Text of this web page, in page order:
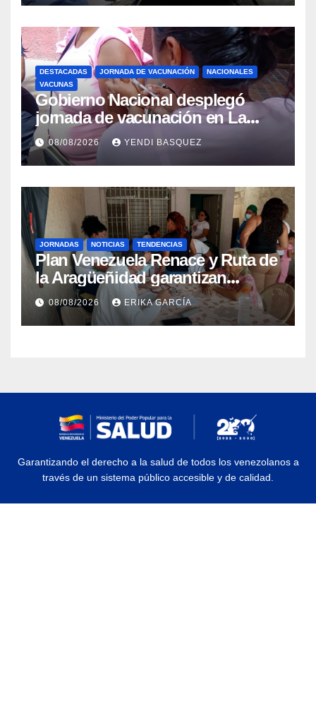
DESTACADAS JORNADA DE VACUNACIÓN
NACIONALES
VACUNAS
Gobierno Nacional desplegó
jornada de vacunación en La
Guaira para garantizar protección
epidemiológica
08/08/2026 YENDI BASQUEZ
JORNADAS NOTICIAS TENDENCIAS
Plan Venezuela Renace y Ruta de
la Aragüeñidad garantizan
atención médica integral en
Aragua
08/08/2026 ERIKA GARCÍA
Garantizando el derecho a la salud de todos los venezolanos a
través de un sistema público accesible y de calidad.